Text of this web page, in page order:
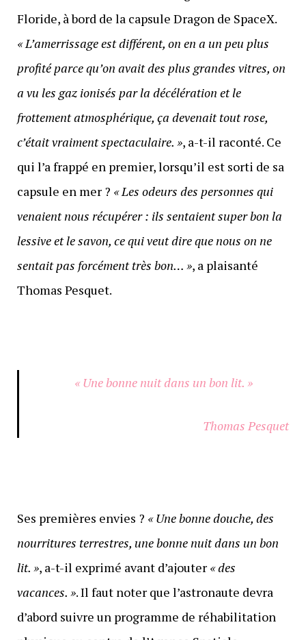
Floride, à bord de la capsule Dragon de SpaceX.
« L’amerrissage est différent, on en a un peu plus
profité parce qu’on avait des plus grandes vitres, on
a vu les gaz ionisés par la décélération et le
frottement atmosphérique, ça devenait tout rose,
c’était vraiment spectaculaire. », a-t-il raconté. Ce
qui l’a frappé en premier, lorsqu’il est sorti de sa
capsule en mer ? « Les odeurs des personnes qui
venaient nous récupérer : ils sentaient super bon la
lessive et le savon, ce qui veut dire que nous on ne
sentait pas forcément très bon… », a plaisanté
Thomas Pesquet.
« Une bonne nuit dans un bon lit. »
Thomas Pesquet
Ses premières envies ? « Une bonne douche, des
nourritures terrestres, une bonne nuit dans un bon
lit. », a-t-il exprimé avant d’ajouter « des
vacances. ». Il faut noter que l’astronaute devra
d’abord suivre un programme de réhabilitation